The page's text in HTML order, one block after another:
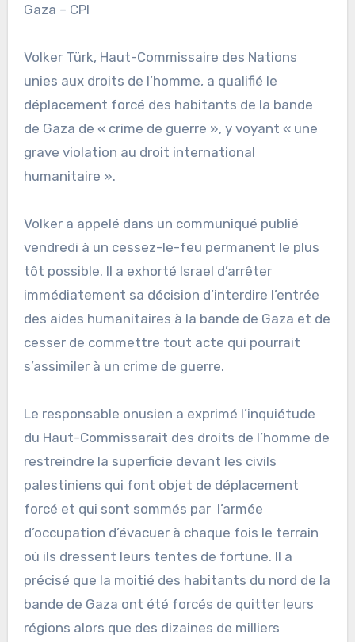
Gaza – CPI
Volker Türk, Haut-Commissaire des Nations
unies aux droits de l’homme, a qualifié le
déplacement forcé des habitants de la bande
de Gaza de « crime de guerre », y voyant « une
grave violation au droit international
humanitaire ».
Volker a appelé dans un communiqué publié
vendredi à un cessez-le-feu permanent le plus
tôt possible. Il a exhorté Israel d’arrêter
immédiatement sa décision d’interdire l’entrée
des aides humanitaires à la bande de Gaza et de
cesser de commettre tout acte qui pourrait
s’assimiler à un crime de guerre.
Le responsable onusien a exprimé l’inquiétude
du Haut-Commissarait des droits de l’homme de
restreindre la superficie devant les civils
palestiniens qui font objet de déplacement
forcé et qui sont sommés par l’armée
d’occupation d’évacuer à chaque fois le terrain
où ils dressent leurs tentes de fortune. Il a
précisé que la moitié des habitants du nord de la
bande de Gaza ont été forcés de quitter leurs
régions alors que des dizaines de milliers